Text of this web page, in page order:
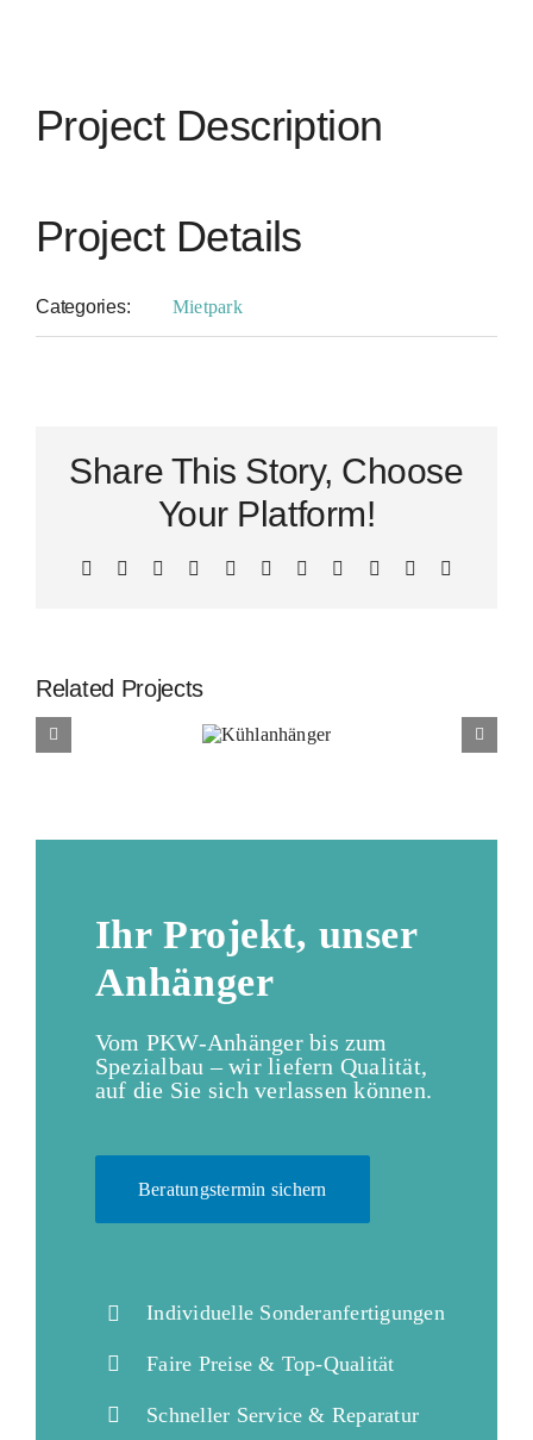
Project Description
Project Details
Categories: Mietpark
Share This Story, Choose
Your Platform!
Facebook Reddit LinkedInWhatsAppTelegram
TumblrPinterest Xing
Related Projects
Ihr Projekt, unser
Anhänger
Vom PKW-Anhänger bis zum
Spezialbau – wir liefern Qualität,
auf die Sie sich verlassen können.
Beratungstermin sichern
Individuelle Sonderanfertigungen
Faire Preise & Top-Qualität
Schneller Service & Reparatur